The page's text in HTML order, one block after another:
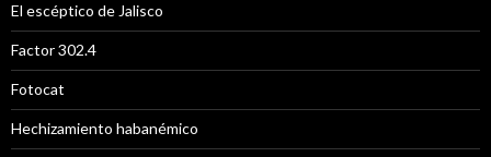
El escéptico de Jalisco
Factor 302.4
Fotocat
Hechizamiento habanémico